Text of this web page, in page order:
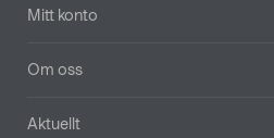
Mitt konto
Om oss
Aktuellt